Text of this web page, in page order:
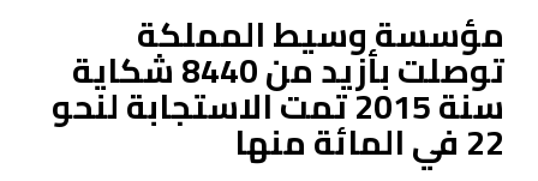
مؤسسة وسيط المملكة
توصلت بأزيد من 8440 شكاية
سنة 2015 تمت الاستجابة لنحو
22 في المائة منها